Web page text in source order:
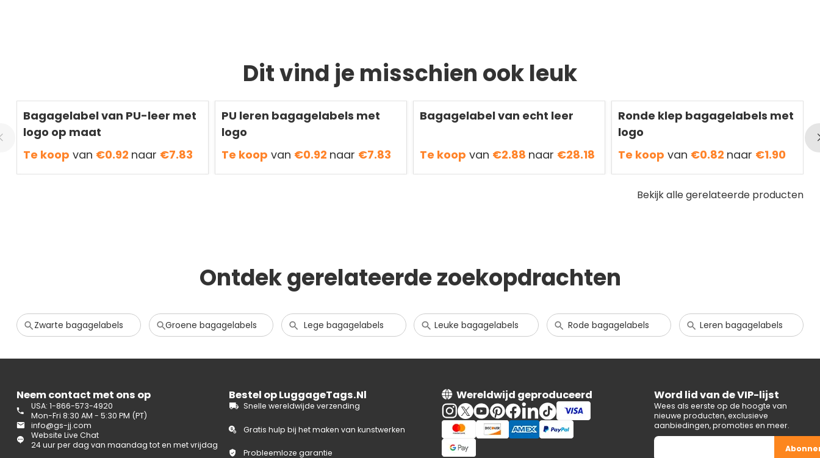
Dit vind je misschien ook leuk
Bagagelabel van PU-leer met
logo op maat
Te koop van €0.92 naar €7.83
PU leren bagagelabels met
logo
Te koop van €0.92 naar €7.83
Bagagelabel van echt leer
Te koop van €2.88 naar €28.18
Ronde klep bagagelabels met
logo
Te koop van €0.82 naar €1.90
Bekijk alle gerelateerde producten
Ontdek gerelateerde zoekopdrachten
Zwarte bagagelabels Groene bagagelabels Lege bagagelabels Leuke bagagelabels Rode bagagelabels Leren bagagelabels
Neem contact met ons op
Website Live Chat
24 uur per dag van maandag tot en met vrijdag
USA: 1-866-573-4920
Mon-Fri 8:30 AM - 5:30 PM (PT)
info@gs-jj.com
Bestel op LuggageTags.Nl
Snelle wereldwijde verzending
Gratis hulp bij het maken van kunstwerken
Probleemloze garantie
Wereldwijd geproduceerd Word lid van de VIP-lijst
Wees als eerste op de hoogte van
nieuwe producten, exclusieve
aanbiedingen, promoties en meer.